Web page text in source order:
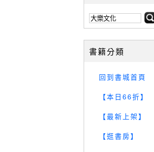
書籍分類
回到書城首頁
【本日66折】
【最新上架】
【逛書房】